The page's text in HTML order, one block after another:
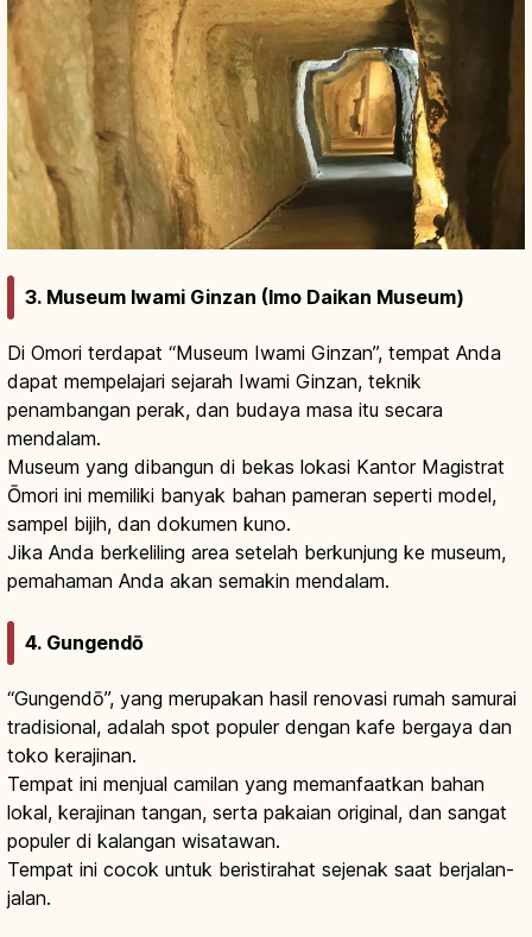
3. Museum Iwami Ginzan (Imo Daikan Museum)
Di Omori terdapat “Museum Iwami Ginzan”, tempat Anda
dapat mempelajari sejarah Iwami Ginzan, teknik
penambangan perak, dan budaya masa itu secara
mendalam.
Museum yang dibangun di bekas lokasi Kantor Magistrat
Ōmori ini memiliki banyak bahan pameran seperti model,
sampel bijih, dan dokumen kuno.
Jika Anda berkeliling area setelah berkunjung ke museum,
pemahaman Anda akan semakin mendalam.
4. Gungendō
“Gungendō”, yang merupakan hasil renovasi rumah samurai
tradisional, adalah spot populer dengan kafe bergaya dan
toko kerajinan.
Tempat ini menjual camilan yang memanfaatkan bahan
lokal, kerajinan tangan, serta pakaian original, dan sangat
populer di kalangan wisatawan.
Tempat ini cocok untuk beristirahat sejenak saat berjalan-
jalan.